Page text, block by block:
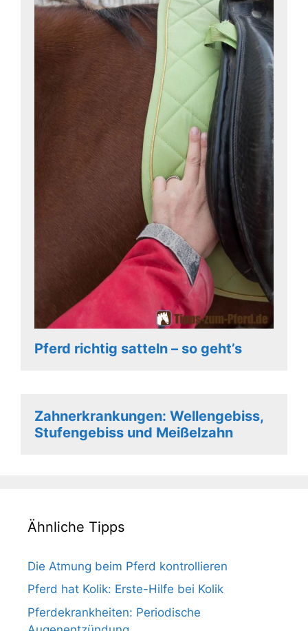
Pferd richtig satteln – so geht’s
Zahnerkrankungen: Wellengebiss,
Stufengebiss und Meißelzahn
Ähnliche Tipps
Die Atmung beim Pferd kontrollieren
Pferd hat Kolik: Erste-Hilfe bei Kolik
Pferdekrankheiten: Periodische